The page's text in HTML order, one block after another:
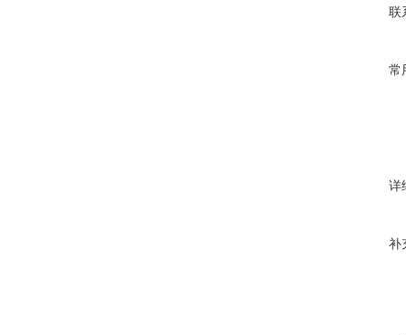
联
常
详
补